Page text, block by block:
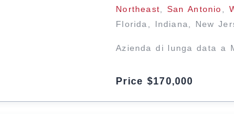
Northeast San Antonio
Florida
Indiana New
Azienda di lunga data a
Price $170,000